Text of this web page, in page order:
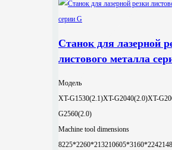
Станок для лазерной
листового металла
Модель
XT-G1530(2.1)XT-G2040(2.0)XT-
G2560(2.0)
Machine tool dimensions
8225*2260*213210605*3160*2242